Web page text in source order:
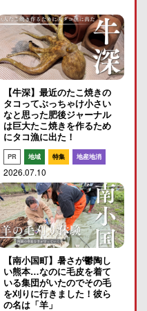
【牛深】最近のたこ焼きの
タコってぶっちゃけ小さい
なと思った肥後ジャーナル
は巨大たこ焼きを作るため
にタコ漁に出た！
PR 地域 特集 地産地消
2026.07.10
【南小国町】暑さが鬱陶し
い熊本…なのに毛皮を着て
いる集団がいたのでその毛
を刈りに行きました！彼ら
の名は「羊」